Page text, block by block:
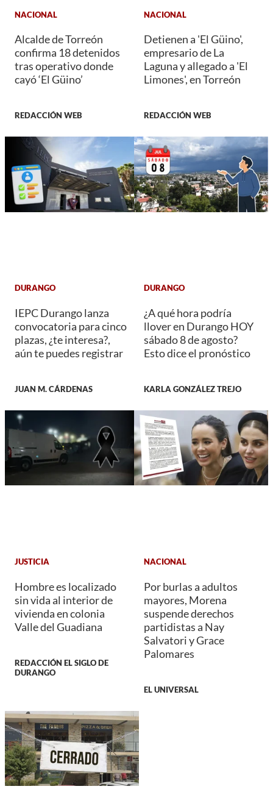
NACIONAL
Alcalde de Torreón
confirma 18 detenidos
tras operativo donde
cayó ‘El Güino’
REDACCIÓN WEB
NACIONAL
Detienen a 'El Güino',
empresario de La
Laguna y allegado a 'El
Limones', en Torreón
REDACCIÓN WEB
DURANGO
IEPC Durango lanza
convocatoria para cinco
plazas, ¿te interesa?,
aún te puedes registrar
JUAN M. CÁRDENAS
DURANGO
¿A qué hora podría
llover en Durango HOY
sábado 8 de agosto?
Esto dice el pronóstico
KARLA GONZÁLEZ TREJO
JUSTICIA
Hombre es localizado
sin vida al interior de
vivienda en colonia
Valle del Guadiana
REDACCIÓN EL SIGLO DE
DURANGO
NACIONAL
Por burlas a adultos
mayores, Morena
suspende derechos
partidistas a Nay
Salvatori y Grace
Palomares
EL UNIVERSAL